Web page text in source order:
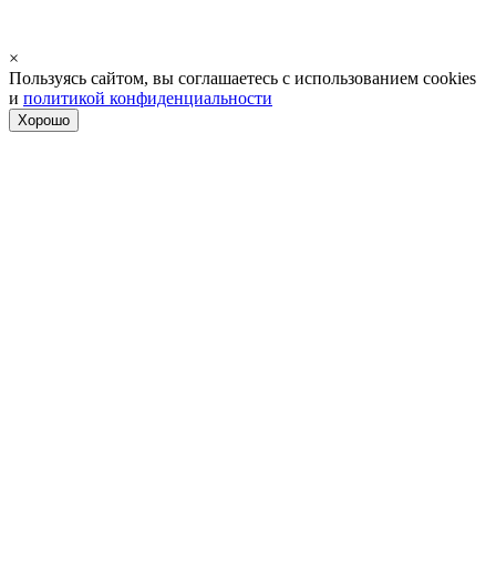
×
Пользуясь сайтом, вы соглашаетесь с использованием cookies
и политикой конфиденциальности
Хорошо